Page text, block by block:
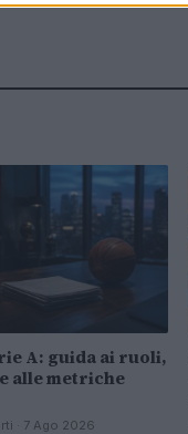
A: guida ai ruoli,
alle metriche
· 7 Ago 2026